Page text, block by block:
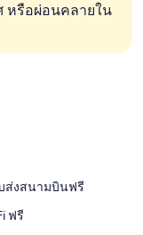
- ตอนเย็น/กลางคืน
หรือผ่อนคลายใน
ส่งสนามบินฟรี
ฟรี